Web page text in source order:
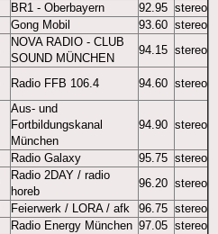
BR1 - Oberbayern 92.95 stereo
Gong Mobil 93.60 stereo
NOVA RADIO - CLUB
SOUND MÜNCHEN
94.15 stereo
Radio FFB 106.4 94.60 stereo
Aus- und
Fortbildungskanal
München
94.90 stereo
Radio Galaxy 95.75 stereo
Radio 2DAY / radio
horeb
96.20 stereo
Feierwerk / LORA / afk 96.75 stereo
Radio Energy München 97.05 stereo